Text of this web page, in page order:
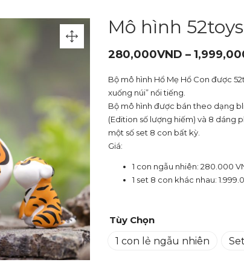
Mô hình
280,000VND –
Bộ mô hình Hổ Mẹ Hổ Con được
xuống núi” nổi tiếng.
Bộ mô hình được bán theo dạng
(Edition số lượng hiếm) và 8 dáng
một số set 8 con bất kỳ.
Giá:
1 con ngẫu nhiên: 280.000
1 set 8 con khác nhau:
Tùy Chọn
1 con lẻ ngẫu nhiên